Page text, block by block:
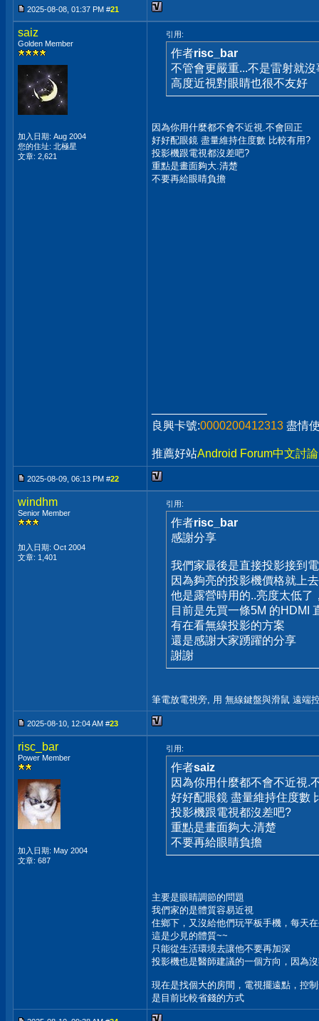
2025-08-08, 01:37 PM #21
saiz
Golden Member
加入日期: Aug 2004
您的住址: 北極星
文章: 2,621
引用:
作者risc_bar
不管會更嚴重...不是雷射就
高度近視對眼睛也很不友好
因為你用什麼都不會不近視.不會回正
好好配眼鏡 盡量維持住度數 比較有用?
投影機跟電視都沒差吧?
重點是畫面夠大.清楚
不要再給眼睛負擔
良興卡號:0000200412313 盡情
推薦好站Android Forum中文討
2025-08-09, 06:13 PM #22
windhm
Senior Member
加入日期: Oct 2004
文章: 1,401
引用:
作者risc_bar
感謝分享
我們家最後是直接投影接到
因為夠亮的投影機價格就上
他是露營時用的..亮度太低了
目前是先買一條5M 的HDMI
有在看無線投影的方案
還是感謝大家踴躍的分享
謝謝
筆電放電視旁, 用 無線鍵盤與滑鼠 遠端
2025-08-10, 12:04 AM #23
risc_bar
Power Member
加入日期: May 2004
文章: 687
引用:
作者saiz
因為你用什麼都不會不近視.
好好配眼鏡 盡量維持住度數
投影機跟電視都沒差吧?
重點是畫面夠大.清楚
不要再給眼睛負擔
主要是眼睛調節的問題
我們家的是體質容易近視
住鄉下，又沒給他們玩平板手機，每天
這是少見的體質~~
只能從生活環境去讓他不要再加深
投影機也是醫師建議的一個方向，因為
現在是找個大的房間，電視擺遠點，控
是目前比較省錢的方式